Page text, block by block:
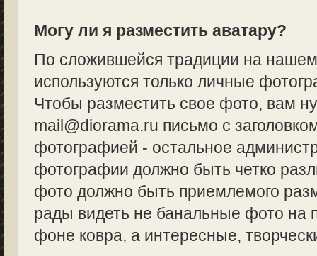
Могу ли я разместить аватару?
По сложившейся традиции на
используются только личные
Чтобы разместить свое фото, вам
mail@diorama.ru письмо с
фотографией - остальное
фотографии должно быть четко
фото должно быть приемлемого
рады видеть не банальные фото на
фоне ковра, а интересные,